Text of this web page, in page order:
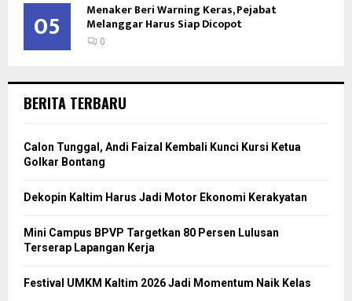
05 Menaker Beri Warning Keras, Pejabat
Melanggar Harus Siap Dicopot
0
BERITA TERBARU
Calon Tunggal, Andi Faizal Kembali Kunci Kursi Ketua
Golkar Bontang
Dekopin Kaltim Harus Jadi Motor Ekonomi Kerakyatan
Mini Campus BPVP Targetkan 80 Persen Lulusan
Terserap Lapangan Kerja
Festival UMKM Kaltim 2026 Jadi Momentum Naik Kelas